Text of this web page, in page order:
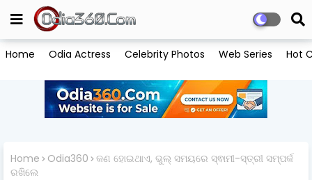
Home Odia Actress Celebrity Photos Web Series Hot
Home Odia360 କଣ ହୋଇଥାଏ, ଭୁଲ୍ ସମୟରେ ସ୍ଵାମୀ-ସ୍ତ୍ରୀ ସମ୍ପର୍କ
ରଖିଲେ